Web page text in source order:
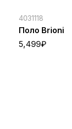
4031118
Поло Brioni
5,499₽